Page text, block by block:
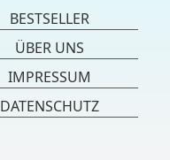
BESTSELLER
ÜBER UNS
IMPRESSUM
DATENSCHUTZ